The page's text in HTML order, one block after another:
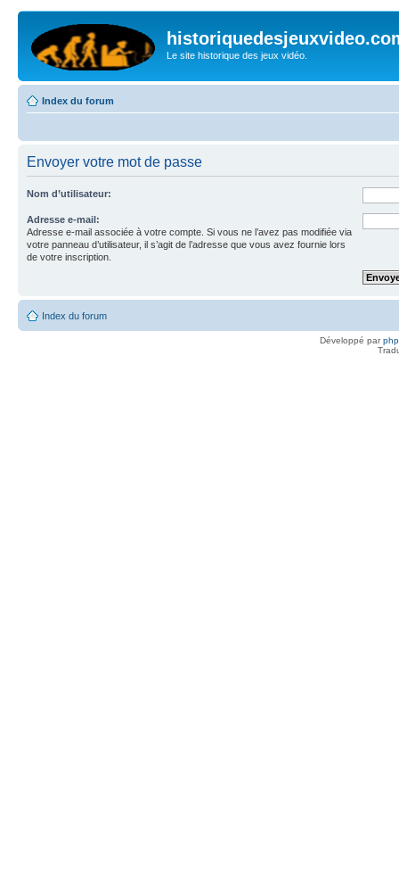
Le site historique des jeux vidéo.
Index du forum
Envoyer votre mot de passe
Nom d’utilisateur:
Adresse e-mail:
Adresse e-mail associée à votre compte. Si vous ne l’avez pas modifiée via
votre panneau d’utilisateur, il s’agit de l’adresse que vous avez fournie lors
de votre inscription.
Index du forum
Développé par